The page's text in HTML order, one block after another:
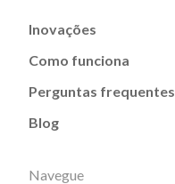
Inovações
Como funciona
Perguntas frequentes
Blog
Navegue